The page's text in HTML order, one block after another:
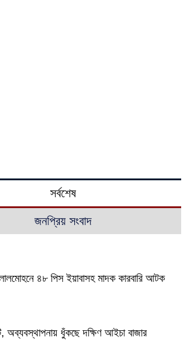
সর্বশেষ
জনপ্রিয় সংবাদ
৪৮ পিস ইয়াবাসহ মাদক কারবারি আটক
অব্যবস্থাপনায় ধুঁকছে দক্ষিণ আইচা বাজার